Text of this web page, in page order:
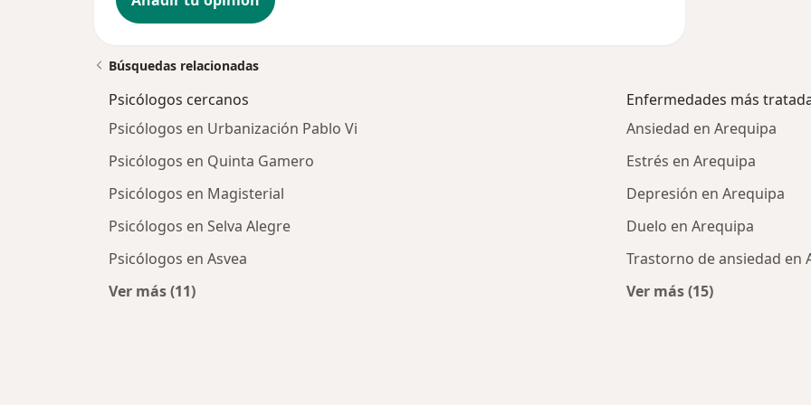
Búsquedas relacionadas
Psicólogos cercanos
Psicólogos en Urbanización Pablo Vi
Psicólogos en Quinta Gamero
Psicólogos en Magisterial
Psicólogos en Selva Alegre
Psicólogos en Asvea
Ver más (11)
Enfermedades más
Ansiedad en Arequipa
Estrés en Arequipa
Depresión en Arequipa
Duelo en Arequipa
Trastorno de ansiedad en
Ver más (15)